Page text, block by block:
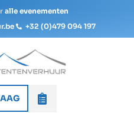
alle evenementen
+32 (0)479 094 197